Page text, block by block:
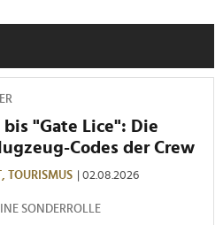
"Gate Lice": Die
Codes der Crew
TOURISMUS | 02.08.2026
SONDERROLLE